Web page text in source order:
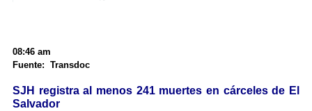
08:46 am
Fuente: Transdoc
SJH registra al menos 241 muertes en cárceles de El
Salvador